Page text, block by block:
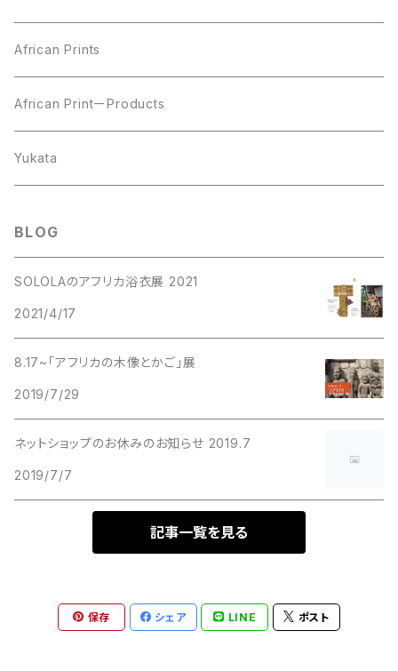
African Prints
African PrintーProducts
Yukata
BLOG
SOLOLAのアフリカ浴衣展 2021
2021/4/17
8.17~「アフリカの木像とかご」展
2019/7/29
ネットショップのお休みのお知らせ 2019.7
2019/7/7
記事一覧を見る
保存 シェア LINE ポスト